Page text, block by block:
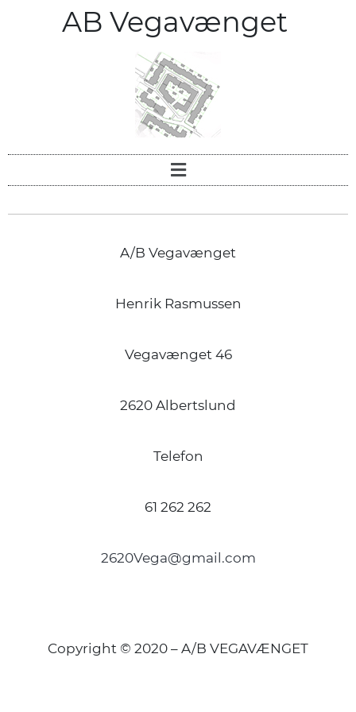
AB Vegavænget
A/B Vegavænget
Henrik Rasmussen
Vegavænget 46
2620 Albertslund
Telefon
61 262 262
2620Vega@gmail.com
Copyright © 2020 – A/B VEGAVÆNGET